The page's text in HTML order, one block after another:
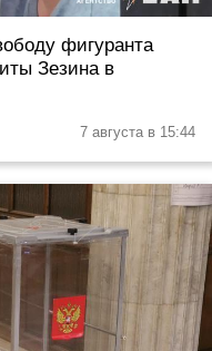
фигуранта
Зезина в
7 августа в 15:44